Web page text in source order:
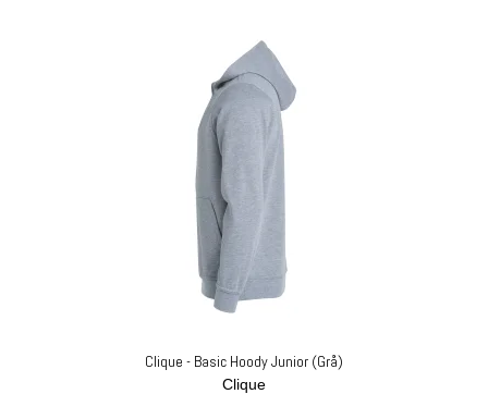
Clique - Basic Hoody Junior (Grå)
Clique